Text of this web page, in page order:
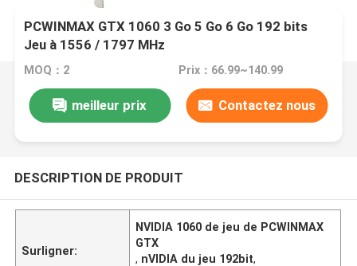
PCWINMAX GTX 1060 3 Go 5 Go 6 Go 192 bits
Jeu à 1556 / 1797 MHz
MOQ：2 Prix：66.99~140.99
meilleur prix Contactez nous
DESCRIPTION DE PRODUIT
Surligner:
NVIDIA 1060 de jeu de PCWINMAX
GTX
, nVIDIA du jeu 192bit,